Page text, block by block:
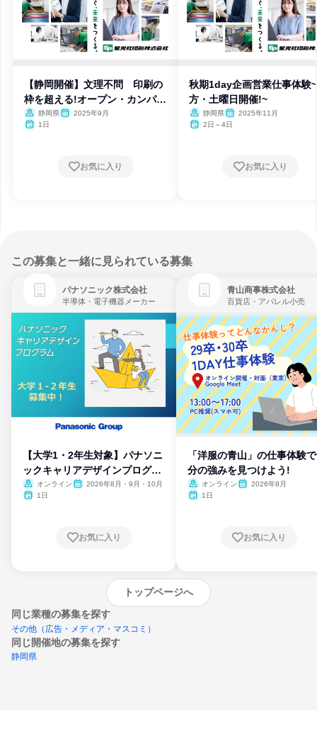
【静岡開催】文理不問 印刷の
枠を超える!オープン・カンパニ
ー 静岡県
2025年9月
1日
お気に入り
秋期1day企画営業仕事体験
方・土曜日開催!~
静岡県
2025年11月
2日～4日
お気に入り
この募集と一緒に見られている募集
パナソニック株式会社
半導体・電子機器メーカー
【大学1・2年生対象】パナソニ
ックキャリアデザインプログラ
ム
オンライン
2026年8月・9月・10月
1日
お気に入り
青山商事株式会社
百貨店・アパレル小売
「洋服の青山」の仕事体験
分の強みを見つけよう!
オンライン
2026年8月
1日
お気に入り
トップページへ
同じ業種の募集を探す
その他（広告・メディア・マスコミ）
同じ開催地の募集を探す
静岡県